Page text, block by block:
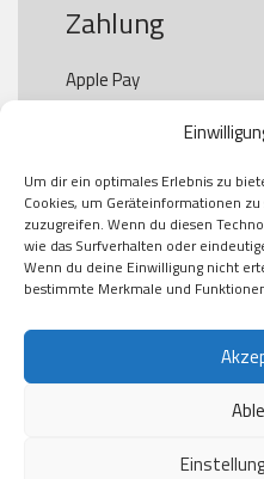
Um dir ein optimales Erlebnis zu
Cookies, um Geräteinformationen
zuzugreifen. Wenn du diesen
wie das Surfverhalten oder
Wenn du deine Einwilligung nicht
bestimmte Merkmale und
Zahlung
Apple Pay
Paypal
Kauf auf Rechung
Klarna
American Express